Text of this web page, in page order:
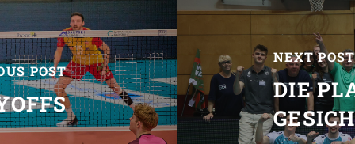
POST
NEXT POST
DIE